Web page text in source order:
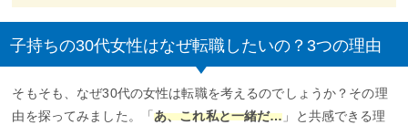
子持ちの30代女性はなぜ転職したいの？3つの理由
そもそも、なぜ30代の女性は転職を考えるのでしょうか？その理
由を探ってみました。「あ、これ私と一緒だ… 」と共感できる理